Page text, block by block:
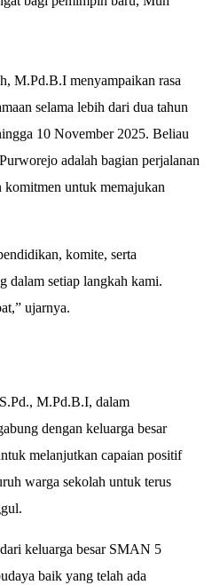
M.Pd.B.I menyampaikan rasa
selama lebih dari dua tahun
10 November 2025. Beliau
adalah bagian perjalanan
komitmen untuk memajukan
komite, serta
dalam setiap langkah kami.
ujarnya.
M.Pd.B.I, dalam
dengan keluarga besar
melanjutkan capaian positif
warga sekolah untuk terus
keluarga besar SMAN 5
baik yang telah ada